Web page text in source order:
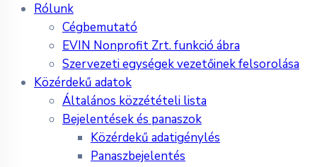
Rólunk
Cégbemutató
EVIN Nonprofit Zrt. funkció ábra
Szervezeti egységek vezetőinek felsorolása
Közérdekű adatok
Általános közzétételi lista
Bejelentések és panaszok
Közérdekű adatigénylés
Panaszbejelentés